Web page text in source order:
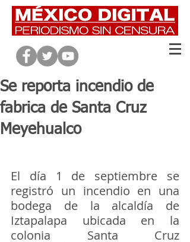
Se reporta incendio de
fabrica de Santa Cruz
Meyehualco
El día 1 de septiembre se
registró un incendio en una
bodega de la alcaldía de
Iztapalapa ubicada en la
colonia Santa Cruz